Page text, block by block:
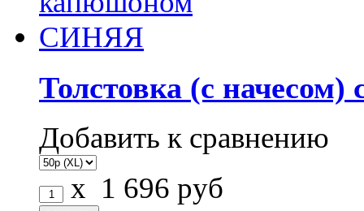
Толстовка (с
Добавить к сравнению
x 1 696 руб